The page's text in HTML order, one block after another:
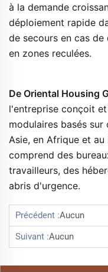
à la demande
déploiement rapide
de secours en cas
en zones reculées.
De Oriental Housing
l'entreprise conçoit
modulaires basés
Asie, en Afrique et
comprend des
travailleurs, des
abris d'urgence.
Précédent :Aucun
Suivant :Aucun